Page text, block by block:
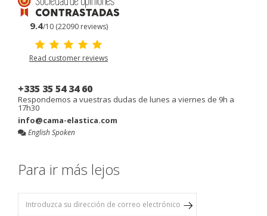
9.4/10 (22090 reviews)
Read customer reviews
+335 35 54 34 60
Respondemos a vuestras dudas de lunes a viernes de 9h a
17h30
info@cama-elastica.com
English Spoken
Para ir más lejos